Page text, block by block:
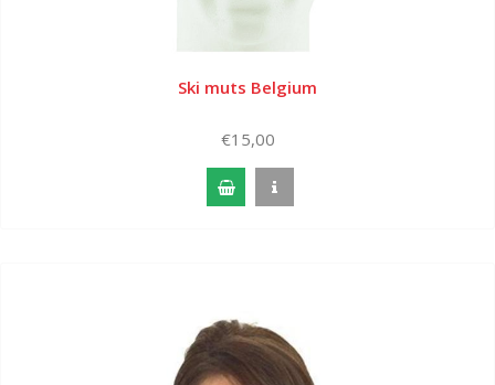
Ski muts Belgium
€15,00